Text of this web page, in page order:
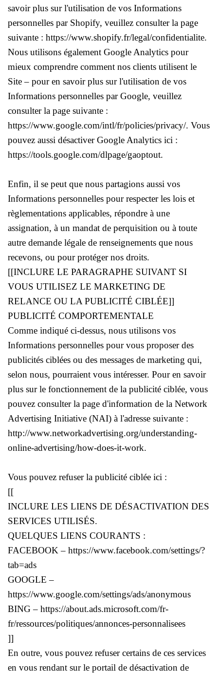
savoir plus sur l'utilisation de vos Informations
personnelles par Shopify, veuillez consulter la page
suivante : https://www.shopify.fr/legal/confidentialite.
Nous utilisons également Google Analytics pour
mieux comprendre comment nos clients utilisent le
Site – pour en savoir plus sur l'utilisation de vos
Informations personnelles par Google, veuillez
consulter la page suivante :
https://www.google.com/intl/fr/policies/privacy/. Vous
pouvez aussi désactiver Google Analytics ici :
https://tools.google.com/dlpage/gaoptout.
Enfin, il se peut que nous partagions aussi vos
Informations personnelles pour respecter les lois et
règlementations applicables, répondre à une
assignation, à un mandat de perquisition ou à toute
autre demande légale de renseignements que nous
recevons, ou pour protéger nos droits.
[[INCLURE LE PARAGRAPHE SUIVANT SI
VOUS UTILISEZ LE MARKETING DE
RELANCE OU LA PUBLICITÉ CIBLÉE]]
PUBLICITÉ COMPORTEMENTALE
Comme indiqué ci-dessus, nous utilisons vos
Informations personnelles pour vous proposer des
publicités ciblées ou des messages de marketing qui,
selon nous, pourraient vous intéresser. Pour en savoir
plus sur le fonctionnement de la publicité ciblée, vous
pouvez consulter la page d'information de la Network
Advertising Initiative (NAI) à l'adresse suivante :
http://www.networkadvertising.org/understanding-
online-advertising/how-does-it-work.
Vous pouvez refuser la publicité ciblée ici :
[[
INCLURE LES LIENS DE DÉSACTIVATION DES
SERVICES UTILISÉS.
QUELQUES LIENS COURANTS :
FACEBOOK – https://www.facebook.com/settings/?
tab=ads
GOOGLE –
https://www.google.com/settings/ads/anonymous
BING – https://about.ads.microsoft.com/fr-
fr/ressources/politiques/annonces-personnalisees
]]
En outre, vous pouvez refuser certains de ces services
en vous rendant sur le portail de désactivation de